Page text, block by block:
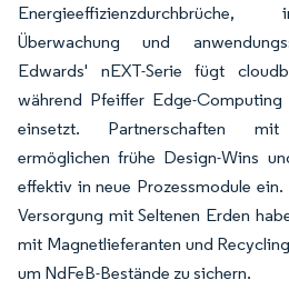
Überwachung und
Edwards' nEXT-Serie fügt
während Pfeiffer Edge-
einsetzt. Partnerschaften mit
ermöglichen frühe Design-Wins
effektiv in neue Prozessmodule
Versorgung mit Seltenen Erden
mit Magnetlieferanten und
um NdFeB-Bestände zu sichern.